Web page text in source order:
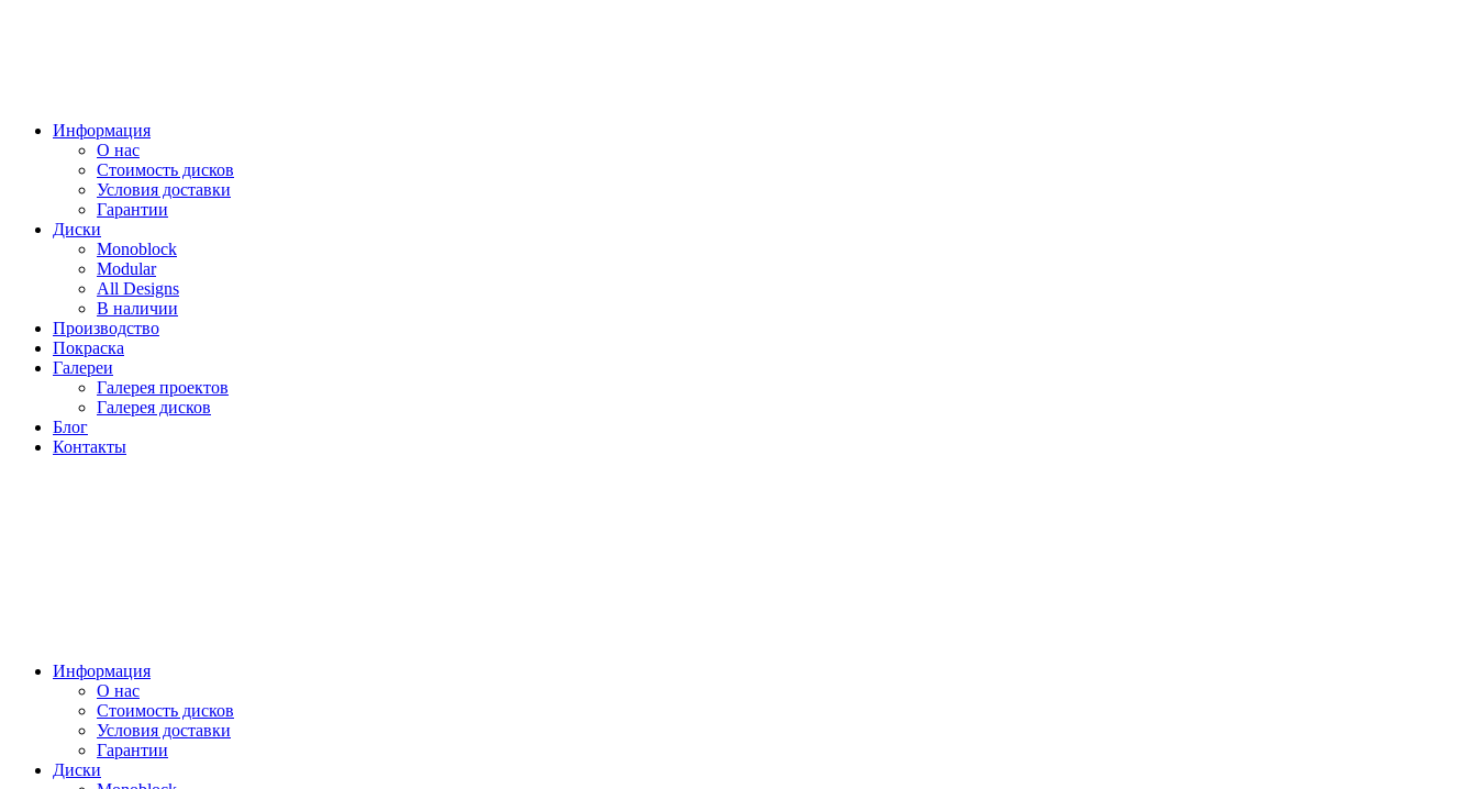
Информация
О нас
Стоимость дисков
Условия доставки
Гарантии
Диски
Monoblock
Modular
All Designs
В наличии
Производство
Покраска
Галереи
Галерея проектов
Галерея дисков
Блог
Контакты
Информация
О нас
Стоимость дисков
Условия доставки
Гарантии
Диски